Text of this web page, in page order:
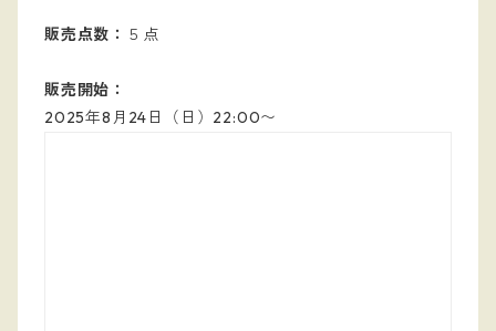
販売点数： ５点
販売開始：
2025年8月24日（日）22:00〜